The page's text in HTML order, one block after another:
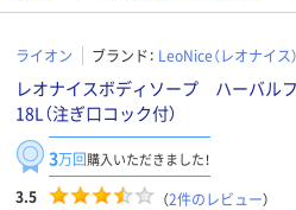
ライオン ブランド： LeoNice（レオナイス）
レオナイスボディソープ ハーバル
18L（注ぎ口コック付）
3万回購入いただきました！
3.5 （2件のレビュー）